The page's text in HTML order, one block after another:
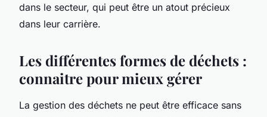
dans le secteur, qui peut être un atout précieux
dans leur carrière.
Les différentes formes de déchets :
connaitre pour mieux gérer
La gestion des déchets ne peut être efficace sans